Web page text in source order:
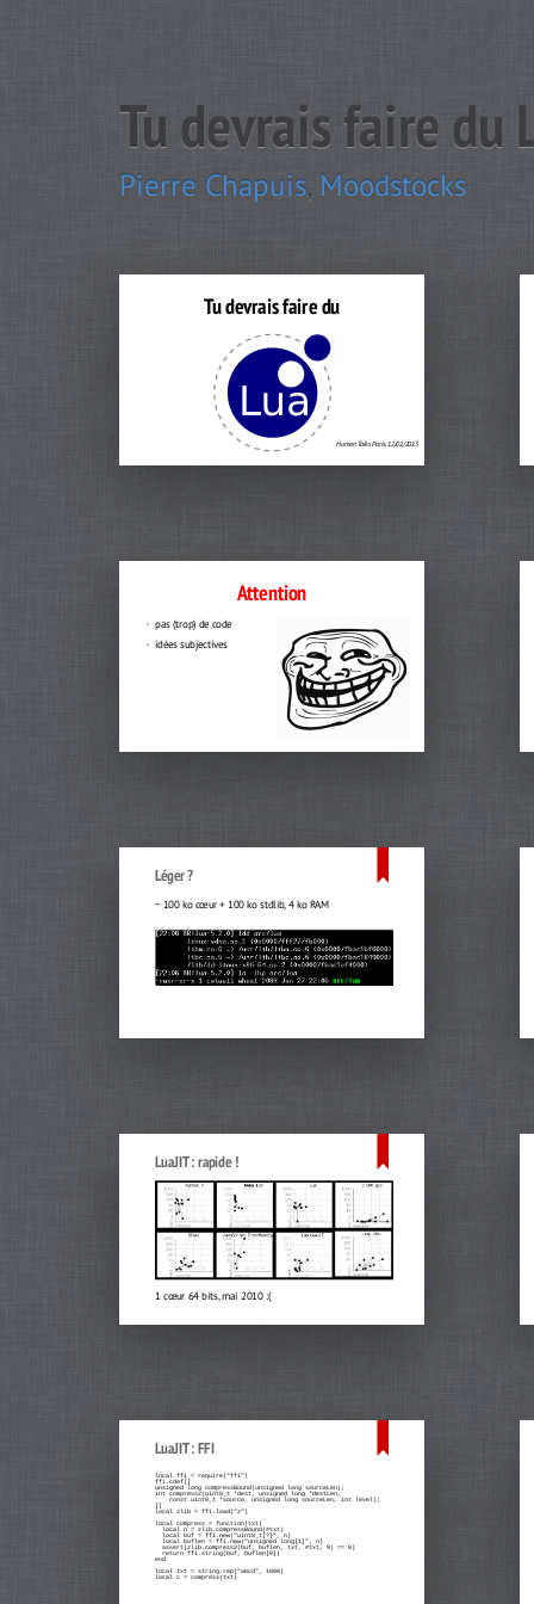
Tu devrais faire du
Pierre Chapuis, Moodstocks
Tu devrais faire du
Human Talks Paris, 12/02/2013
Attention
pas (trop) de code
idées subjectives
Léger ?
~ 100 ko cœur + 100 ko stdlib, 4 ko RAM
LuaJIT : rapide !
1 cœur 64 bits, mai 2010 :(
LuaJIT : FFI
local ffi = require("ffi")
ffi.cdef[[
unsigned long compressBound(unsigned long sourceLen);
int compress2(uint8_t *dest, unsigned long *destLen,
    const uint8_t *source, unsigned long sourceLen, int level);
]]
local zlib = ffi.load("z")
local compress = function(txt)
  local n = zlib.compressBound(#txt)
  local buf = ffi.new("uint8_t[?]", n)
  local buflen = ffi.new("unsigned long[1]", n)
  assert(zlib.compress2(buf, buflen, txt, #txt, 9) == 0)
  return ffi.string(buf, buflen[0])
end
local txt = string.rep("abcd", 1000)
local c = compress(txt)